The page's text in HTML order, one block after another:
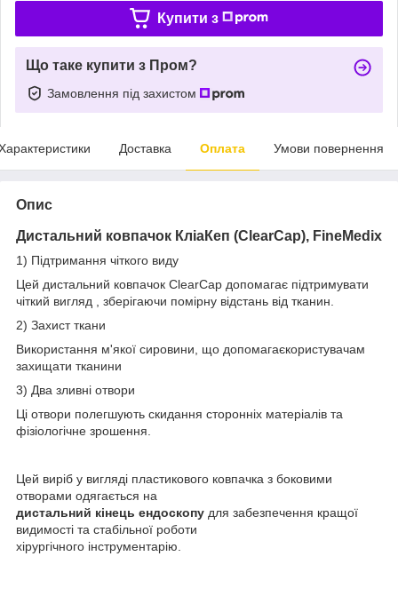
Купити з
Що таке купити з Пром?
Замовлення під захистом
Доставка Оплата Умови повернення
Опис
Дистальний ковпачок КліаКеп (ClearCap), FineMedix
1) Підтримання чіткого виду
Цей дистальний ковпачок ClearCap допомагає підтримувати
чіткий вигляд , зберігаючи помірну відстань від тканин.
2) Захист ткани
Використання м'якої сировини, що допомагаєкористувачам
захищати тканини
3) Два зливні отвори
Ці отвори полегшують скидання сторонніх матеріалів та
фізіологічне зрошення.
Цей виріб у вигляді пластикового ковпачка з боковими
отворами одягається на
дистальний кінець ендоскопу для забезпечення кращої
видимості та стабільної роботи
хірургічного інструментарію.